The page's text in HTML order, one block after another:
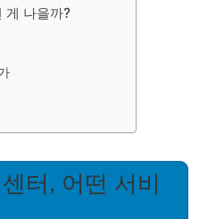
게 나을까?
터, 어떤 서비